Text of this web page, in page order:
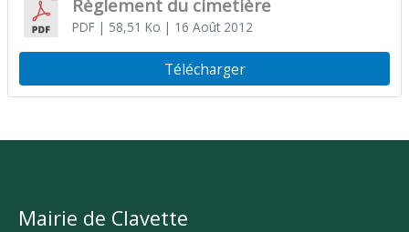
Règlement du cimetière
PDF| 58,51 Ko | 16 Août 2012
Télécharger
Mairie de Clavette